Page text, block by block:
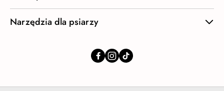
Narzędzia dla psiarzy